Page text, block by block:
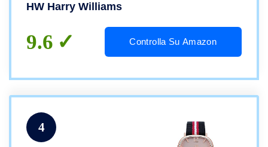
HW Harry Williams
9.6 Controlla Su Amazon
4